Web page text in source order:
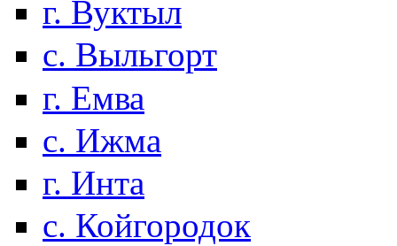
г. Вуктыл
с. Выльгорт
г. Емва
с. Ижма
г. Инта
с. Койгородок